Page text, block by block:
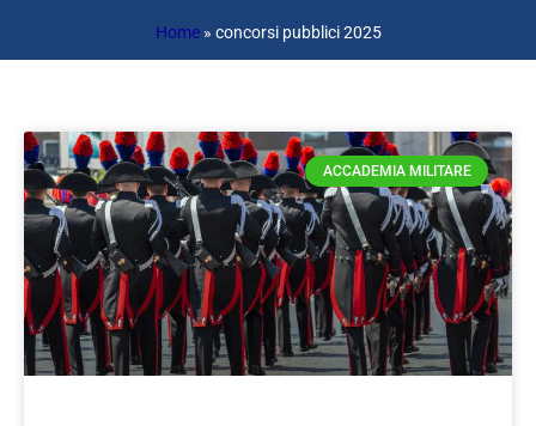
Home» concorsi pubblici 2025
ACCADEMIA MILITARE
Pagina
Pagina
Pagina